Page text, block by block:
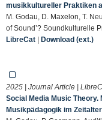
musikkultureller Praktiken
M. Godau, D. Maxelon, T.
of Sound’? Soundkulturelle
LibreCat | Download (ext.)
2025 | Journal Article |
Social Media Music
Musikpädagogik im